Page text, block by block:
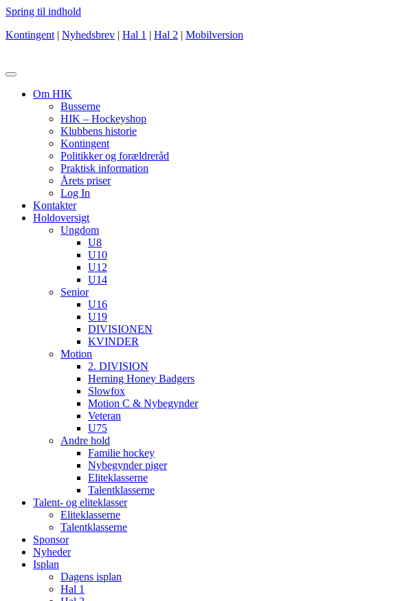
Spring til indhold
Kontingent | Nyhedsbrev | Hal 1 | Hal 2 | Mobilversion
Om HIK
Busserne
HIK – Hockeyshop
Klubbens historie
Kontingent
Politikker og forældreråd
Praktisk information
Årets priser
Log In
Kontakter
Holdoversigt
Ungdom
U8
U10
U12
U14
Senior
U16
U19
DIVISIONEN
KVINDER
Motion
2. DIVISION
Herning Honey Badgers
Slowfox
Motion C & Nybegynder
Veteran
U75
Andre hold
Familie hockey
Nybegynder piger
Eliteklasserne
Talentklasserne
Talent- og eliteklasser
Eliteklasserne
Talentklasserne
Sponsor
Nyheder
Isplan
Dagens isplan
Hal 1